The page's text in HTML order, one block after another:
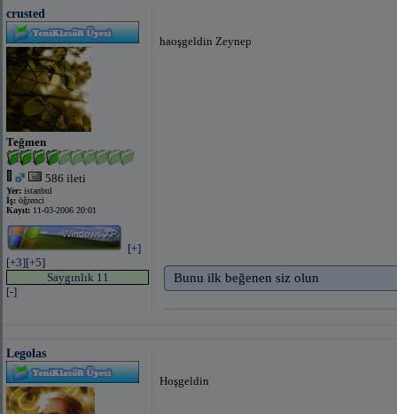
crusted
Teğmen
586 ileti
Yer: istanbul
İş: öğrenci
Kayıt: 11-03-2006 20:01
[+]
[+3][+5]
Saygınlık 11
[-]
haoşgeldin Zeynep
Bunu ilk beğenen siz olun
Legolas
Hoşgeldin